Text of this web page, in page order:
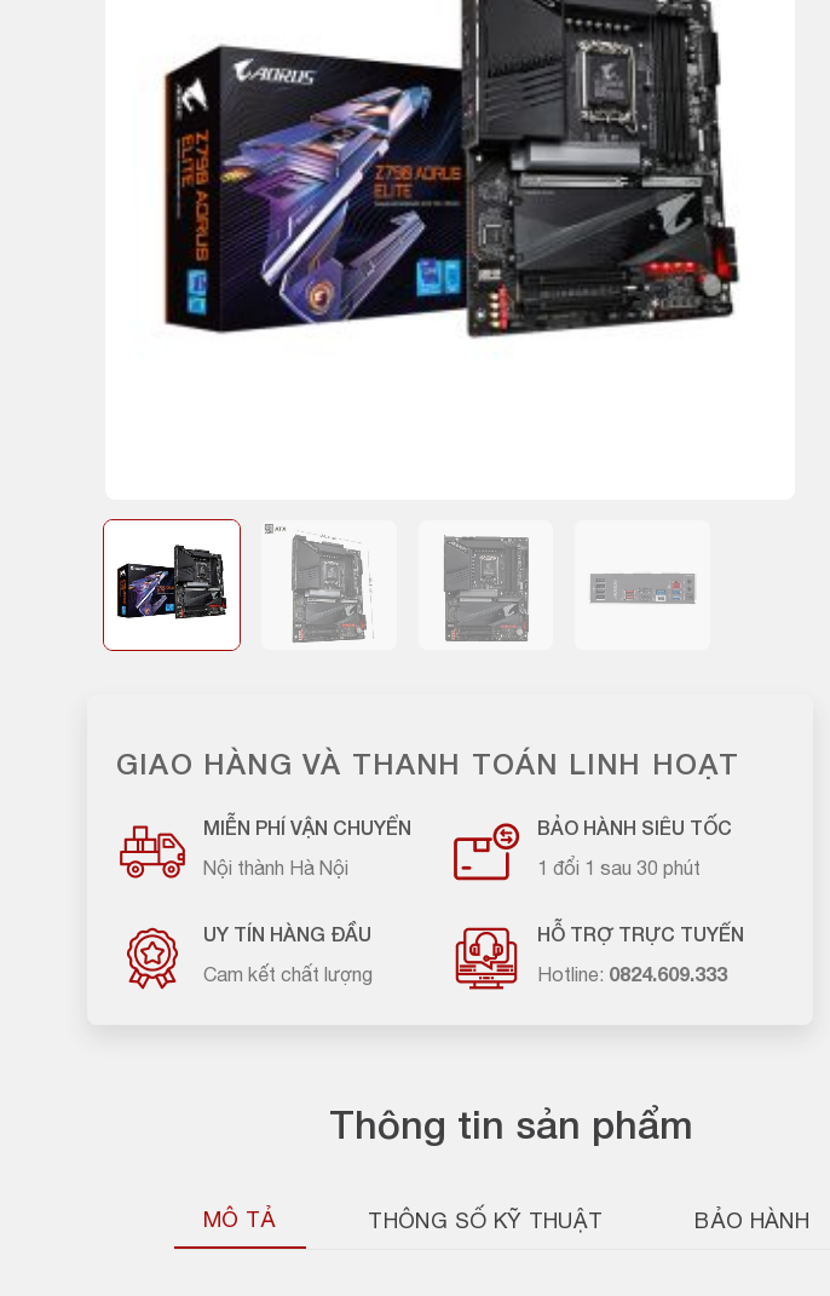
GIAO HÀNG VÀ THANH TOÁN LINH HOẠT
MIỄN PHÍ VẬN CHUYỂN
Nội thành Hà Nội
BẢO HÀNH SIÊU TỐC
1 đổi 1 sau 30 phút
UY TÍN HÀNG ĐẦU
Cam kết chất lượng
HỖ TRỢ TRỰC TUYẾN
Hotline: 0824.609.333
Thông tin sản phẩm
MÔ TẢ THÔNG SỐ KỸ THUẬT BẢO HÀNH